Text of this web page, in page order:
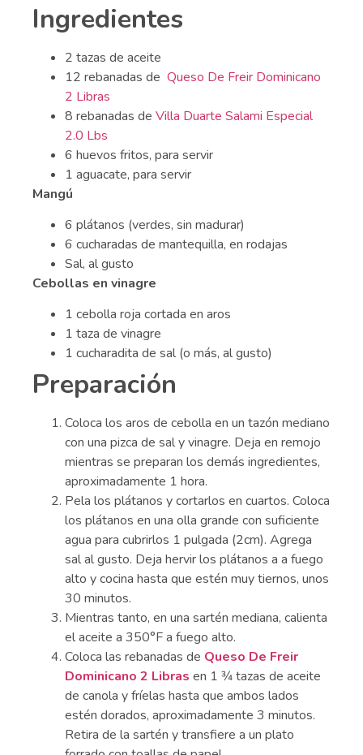
Ingredientes
2 tazas de aceite
12 rebanadas de Queso De Freir Dominicano
2 Libras
8 rebanadas de Villa Duarte Salami Especial
2.0 Lbs
6 huevos fritos, para servir
1 aguacate, para servir
Mangú
6 plátanos (verdes, sin madurar)
6 cucharadas de mantequilla, en rodajas
Sal, al gusto
Cebollas en vinagre
1 cebolla roja cortada en aros
1 taza de vinagre
1 cucharadita de sal (o más, al gusto)
Preparación
Coloca los aros de cebolla en un tazón mediano
con una pizca de sal y vinagre. Deja en remojo
mientras se preparan los demás ingredientes,
aproximadamente 1 hora.
Pela los plátanos y cortarlos en cuartos. Coloca
los plátanos en una olla grande con suficiente
agua para cubrirlos 1 pulgada (2cm). Agrega
sal al gusto. Deja hervir los plátanos a a fuego
alto y cocina hasta que estén muy tiernos, unos
30 minutos.
Mientras tanto, en una sartén mediana, calienta
el aceite a 350°F a fuego alto.
Coloca las rebanadas de Queso De Freir
Dominicano 2 Libras en 1 3⁄4 tazas de aceite
de canola y fríelas hasta que ambos lados
estén dorados, aproximadamente 3 minutos.
Retira de la sartén y transfiere a un plato